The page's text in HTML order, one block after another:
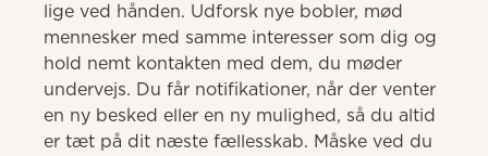
lige ved hånden. Udforsk nye bobler, mød
mennesker med samme interesser som dig og
hold nemt kontakten med dem, du møder
undervejs. Du får notifikationer, når der venter
en ny besked eller en ny mulighed, så du altid
er tæt på dit næste fællesskab. Måske ved du